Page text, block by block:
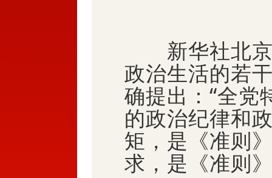
新华社北京
政治生活的若
确提出：“全党
的政治纪律和
矩，是《准则
求，是《准则